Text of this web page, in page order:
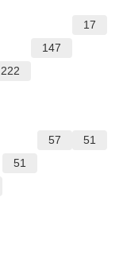
17
147
222
51
57
51